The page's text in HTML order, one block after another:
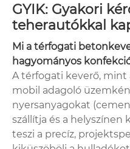
GYIK: Gyakori
teherautókkal
Mi a térfogati
hagyományos
A térfogati keverő, mint
mobil adagoló
nyersanyagokat
szállítja és a helyszínen
teszi a precíz,